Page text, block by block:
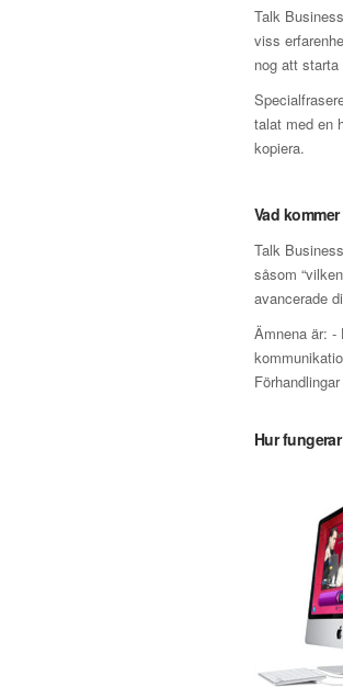
Talk
viss
nog att
talat med en
kopiera.
Vad
Talk
såsom
avancerade
Ämnena är: -
Hur